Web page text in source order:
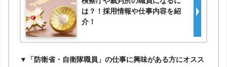
は？！採用情報や仕事内容を紹
介！
▼「防衛省・自衛隊職員」の仕事に興味がある方にオスス